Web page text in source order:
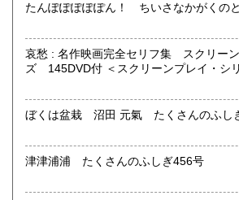
哲学宗教、美術工芸、趣味、サブカルチ
の他）
たんぽぽぽぽぽん！ ちいさなかがくの
哀愁 : 名作映画完全セリフ集 スクリー
ズ 145DVD付 ＜スクリーンプレイ・シ
中村真理, 曽根田純子, 曽根田憲三 訳 ; 曽
田憲三 語句解説）
ぼくは盆栽 沼田 元氣 たくさんのふし
津津浦浦 たくさんのふしぎ456号